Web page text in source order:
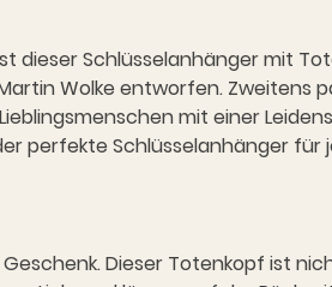
dieser Schlüsselanhänger mit
Wolke entworfen. Zweitens
mit einer
perfekte Schlüsselanhänger für
Dieser Totenkopf ist